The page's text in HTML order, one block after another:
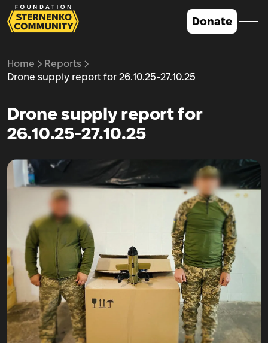
Donate
Home
Reports
Drone supply report for 26.10.25-27.10.25
Drone supply report for
26.10.25-27.10.25